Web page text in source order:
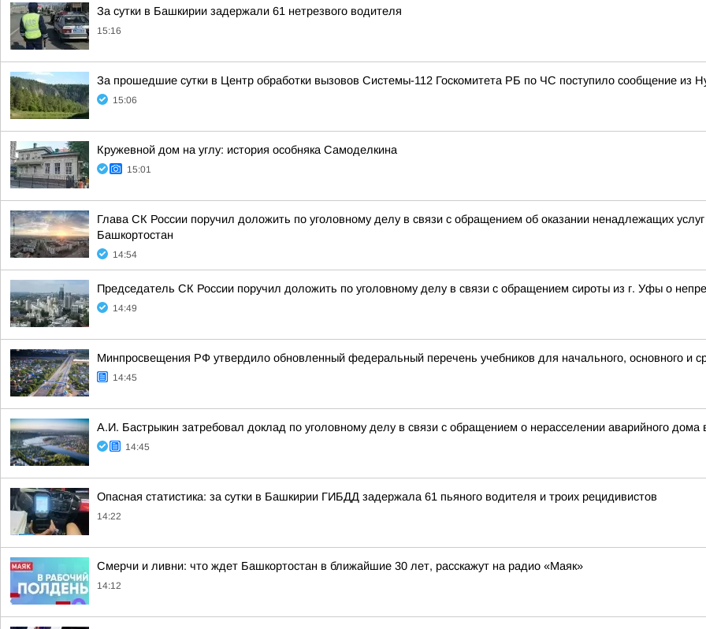
За сутки в Башкирии задержали 61 нетрезвого водителя
15:16
За прошедшие сутки в Центр обработки вызовов Системы-112 Госкомитета РБ по ЧС поступило сообщение из
15:06
Кружевной дом на углу: история особняка Самоделкина
15:01
Глава СК России поручил доложить по уголовному делу в связи с обращением об оказании ненадлежащих
Башкортостан
14:54
Председатель СК России поручил доложить по уголовному делу в связи с обращением сироты из г. Уфы о
14:49
Минпросвещения РФ утвердило обновленный федеральный перечень учебников для начального, основного и
14:45
А.И. Бастрыкин затребовал доклад по уголовному делу в связи с обращением о нерасселении аварийного дома
14:45
Опасная статистика: за сутки в Башкирии ГИБДД задержала 61 пьяного водителя и троих рецидивистов
14:22
Смерчи и ливни: что ждет Башкортостан в ближайшие 30 лет, расскажут на радио «Маяк»
14:12